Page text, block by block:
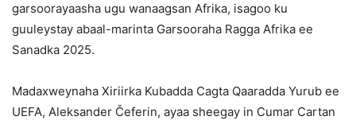
garsoorayaasha ugu wanaagsan Afrika, isagoo ku
guuleystay abaal-marinta Garsooraha Ragga Afrika ee
Sanadka 2025.
Madaxweynaha Xiriirka Kubadda Cagta Qaaradda Yurub ee
UEFA, Aleksander Čeferin, ayaa sheegay in Cumar Cartan